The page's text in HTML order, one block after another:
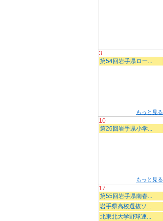
3
第54回岩手県ロー...
もっと見る
10
第26回岩手県小学...
もっと見る
17
第55回岩手県南春...
岩手県高校選抜ソ...
北東北大学野球連...